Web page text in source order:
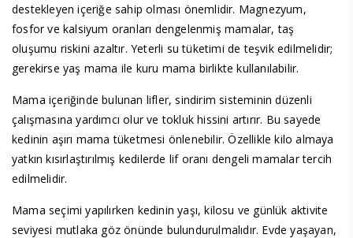
destekleyen içeriğe sahip olması önemlidir. Magnezyum,
fosfor ve kalsiyum oranları dengelenmiş mamalar, taş
oluşumu riskini azaltır. Yeterli su tüketimi de teşvik edilmelidir;
gerekirse yaş mama ile kuru mama birlikte kullanılabilir.
Mama içeriğinde bulunan lifler, sindirim sisteminin düzenli
çalışmasına yardımcı olur ve tokluk hissini artırır. Bu sayede
kedinin aşırı mama tüketmesi önlenebilir. Özellikle kilo almaya
yatkın kısırlaştırılmış kedilerde lif oranı dengeli mamalar tercih
edilmelidir.
Mama seçimi yapılırken kedinin yaşı, kilosu ve günlük aktivite
seviyesi mutlaka göz önünde bulundurulmalıdır. Evde yaşayan,